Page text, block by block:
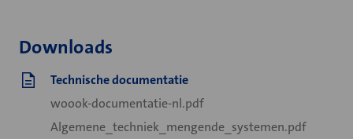
Downloads
Technische documentatie
woook-documentatie-nl.pdf
Algemene_techniek_mengende_systemen.pdf